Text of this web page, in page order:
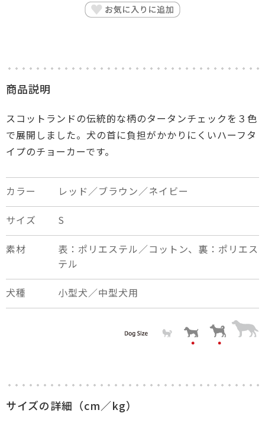
サイズの詳細（cm／kg）
商品説明
スコットランドの伝統的な柄のタータンチェックを３色
で展開しました。犬の首に負担がかかりにくいハーフタ
イプのチョーカーです。
カラー レッド／ブラウン／ネイビー
サイズ S
素材
表：ポリエステル／コットン、裏：ポリエス
テル
犬種 小型犬／中型犬用
close ×